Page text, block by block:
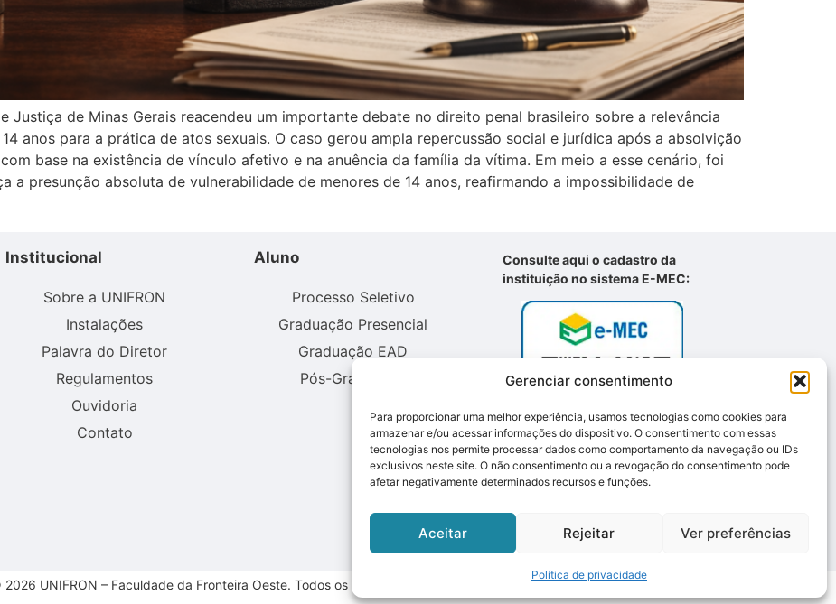
Gerenciar consentimento
Para proporcionar uma melhor experiência, usamos tecnologias como cookies para
armazenar e/ou acessar informações do dispositivo. O consentimento com essas
tecnologias nos permite processar dados como comportamento da navegação ou IDs
exclusivos neste site. O não consentimento ou a revogação do consentimento pode
afetar negativamente determinados recursos e funções.
Aceitar Rejeitar Ver preferências
Política de privacidade
Justiça de Minas Gerais reacendeu um importante debate no direito penal brasileiro sobre a relevância
anos para a prática de atos sexuais. O caso gerou ampla repercussão social e jurídica após a absolvição
base na existência de vínculo afetivo e na anuência da família da vítima. Em meio a esse cenário, foi
a presunção absoluta de vulnerabilidade de menores de 14 anos, reafirmando a impossibilidade de
Institucional
Sobre a UNIFRON
Instalações
Palavra do Diretor
Regulamentos
Ouvidoria
Contato
Aluno
Processo Seletivo
Graduação Presencial
Graduação EAD
Pós-Graduação
Consulte aqui o cadastro da
instituição no sistema E-MEC:
UNIFRON – Faculdade da Fronteira Oeste. Todos os direitos reservados.